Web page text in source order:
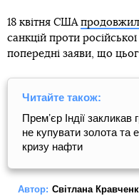
18 квітня США
санкцій проти
попередні заяви, що
Читайте також:
Премʼєр Індії
не купувати золота та
кризу нафти
Автор: Світлана